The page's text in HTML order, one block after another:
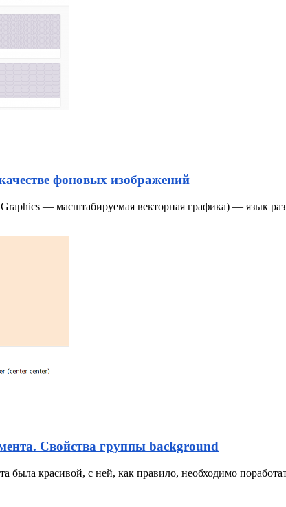
фоновых изображений
Graphics — масштабируемая векторная графика) — язык
Свойства группы background
была красивой, с ней, как правило, необходимо